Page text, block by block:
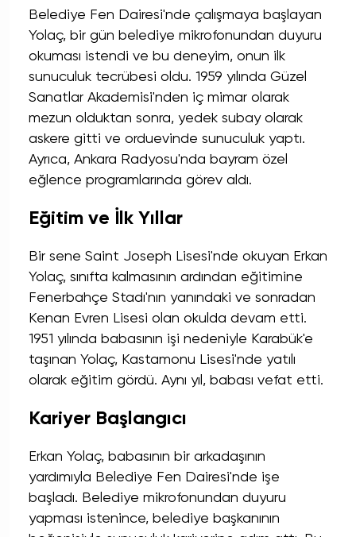
Belediye Fen Dairesi'nde çalışmaya başlayan
Yolaç, bir gün belediye mikrofonundan duyuru
okuması istendi ve bu deneyim, onun ilk
sunuculuk tecrübesi oldu. 1959 yılında Güzel
Sanatlar Akademisi'nden iç mimar olarak
mezun olduktan sonra, yedek subay olarak
askere gitti ve orduevinde sunuculuk yaptı.
Ayrıca, Ankara Radyosu'nda bayram özel
eğlence programlarında görev aldı.
Eğitim ve İlk Yıllar
Bir sene Saint Joseph Lisesi'nde okuyan Erkan
Yolaç, sınıfta kalmasının ardından eğitimine
Fenerbahçe Stadı'nın yanındaki ve sonradan
Kenan Evren Lisesi olan okulda devam etti.
1951 yılında babasının işi nedeniyle Karabük'e
taşınan Yolaç, Kastamonu Lisesi'nde yatılı
olarak eğitim gördü. Aynı yıl, babası vefat etti.
Kariyer Başlangıcı
Erkan Yolaç, babasının bir arkadaşının
yardımıyla Belediye Fen Dairesi'nde işe
başladı. Belediye mikrofonundan duyuru
yapması istenince, belediye başkanının